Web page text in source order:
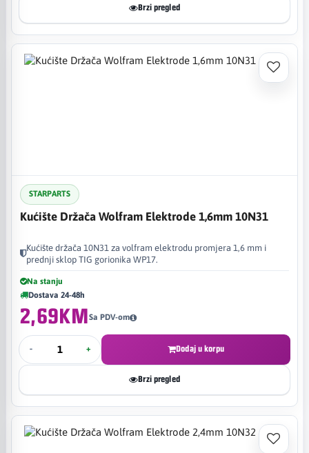
Brzi pregled
STARPARTS
Kućište Držača Wolfram Elektrode 1,6mm 10N31
Kućište držača 10N31 za volfram elektrodu promjera 1,6 mm i
prednji sklop TIG gorionika WP17.
Na stanju
Dostava 24-48h
2,69KMSa PDV-om
- + Dodaj u korpu
Brzi pregled